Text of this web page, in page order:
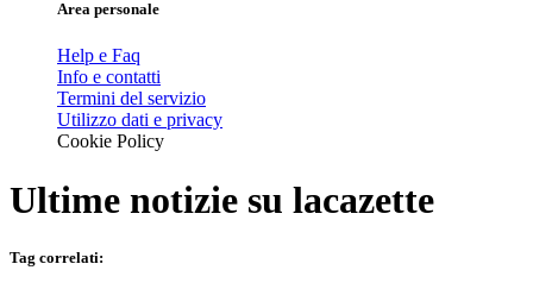
Area personale
Help e Faq
Info e contatti
Termini del servizio
Utilizzo dati e privacy
Cookie Policy
Ultime notizie su lacazette
Tag correlati: